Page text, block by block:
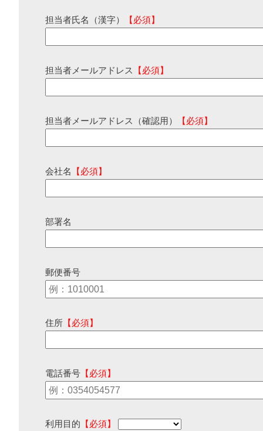
担当者氏名（漢字） 【必須】
担当者メールアドレス 【必須】
担当者メールアドレス（確認用） 【必須】
会社名 【必須】
部署名
郵便番号
住所 【必須】
電話番号 【必須】
利用目的 【必須】